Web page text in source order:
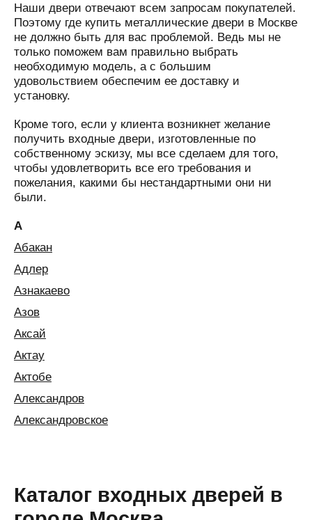
Наши двери отвечают всем запросам покупателей.
Поэтому где купить металлические двери в Москве
не должно быть для вас проблемой. Ведь мы не
только поможем вам правильно выбрать
необходимую модель, а с большим
удовольствием обеспечим ее доставку и
установку.
Кроме того, если у клиента возникнет желание
получить входные двери, изготовленные по
собственному эскизу, мы все сделаем для того,
чтобы удовлетворить все его требования и
пожелания, какими бы нестандартными они ни
были.
А
Абакан
Адлер
Азнакаево
Азов
Аксай
Актау
Актобе
Александров
Александровское
Алушта
Альметьевск
Каталог входных дверей в